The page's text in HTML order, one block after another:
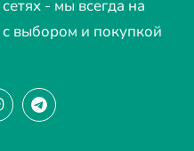
- мы всегда на
выбором и покупкой